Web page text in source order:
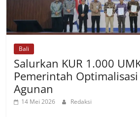
Bali
Salurkan KUR 1.000
Pemerintah Optimalisasi
Agunan
14 Mei 2026 Redaksi